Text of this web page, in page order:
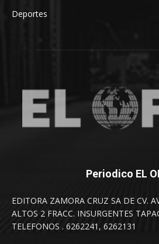
Deportes
Periodico EL
EDITORA ZAMORA CRUZ SA DE CV.
ALTOS 2 FRACC. INSURGENTES
TELEFONOS . 6262241, 6262131